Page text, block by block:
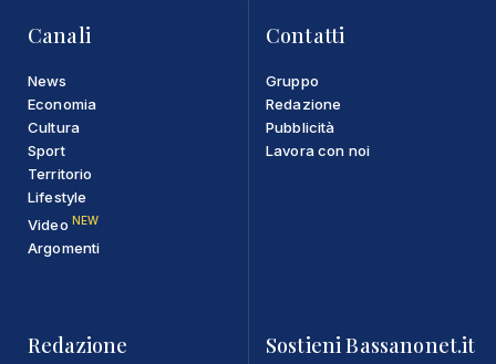
Canali
News
Economia
Cultura
Sport
Territorio
Lifestyle
Video NEW
Argomenti
Contatti
Gruppo
Redazione
Pubblicità
Lavora con noi
Redazione Sostieni Bassanonet.it